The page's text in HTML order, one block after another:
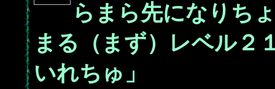
らまら先になりち
まる（まず）レベル２
いれちゅ」